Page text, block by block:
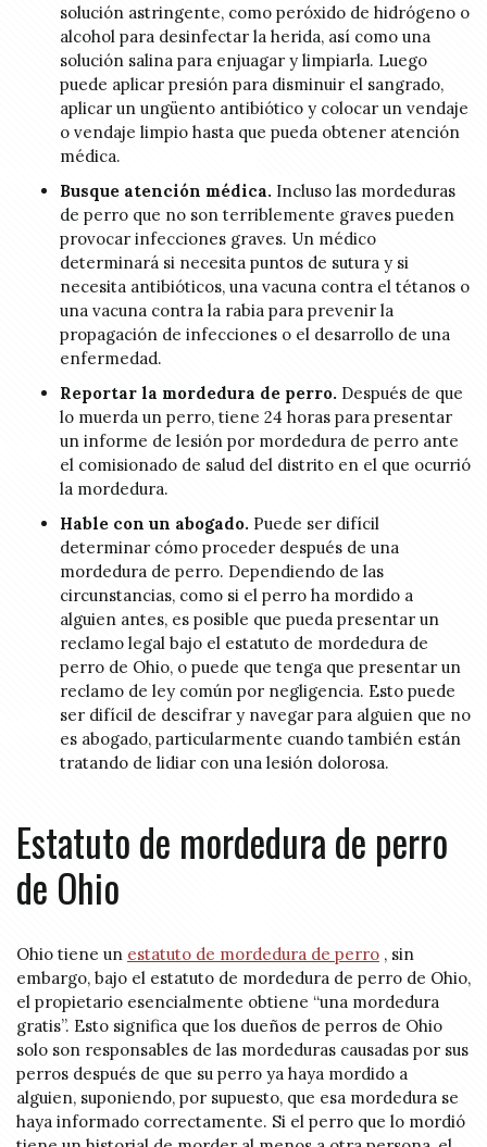
solución astringente, como peróxido de hidrógeno o
alcohol para desinfectar la herida, así como una
solución salina para enjuagar y limpiarla. Luego
puede aplicar presión para disminuir el sangrado,
aplicar un ungüento antibiótico y colocar un vendaje
o vendaje limpio hasta que pueda obtener atención
médica.
Busque atención médica. Incluso las mordeduras
de perro que no son terriblemente graves pueden
provocar infecciones graves. Un médico
determinará si necesita puntos de sutura y si
necesita antibióticos, una vacuna contra el tétanos o
una vacuna contra la rabia para prevenir la
propagación de infecciones o el desarrollo de una
enfermedad.
Reportar la mordedura de perro. Después de que
lo muerda un perro, tiene 24 horas para presentar
un informe de lesión por mordedura de perro ante
el comisionado de salud del distrito en el que ocurrió
la mordedura.
Hable con un abogado. Puede ser difícil
determinar cómo proceder después de una
mordedura de perro. Dependiendo de las
circunstancias, como si el perro ha mordido a
alguien antes, es posible que pueda presentar un
reclamo legal bajo el estatuto de mordedura de
perro de Ohio, o puede que tenga que presentar un
reclamo de ley común por negligencia. Esto puede
ser difícil de descifrar y navegar para alguien que no
es abogado, particularmente cuando también están
tratando de lidiar con una lesión dolorosa.
Estatuto de mordedura de perro
de Ohio
Ohio tiene un estatuto de mordedura de perro , sin
embargo, bajo el estatuto de mordedura de perro de Ohio,
el propietario esencialmente obtiene “una mordedura
gratis”. Esto significa que los dueños de perros de Ohio
solo son responsables de las mordeduras causadas por sus
perros después de que su perro ya haya mordido a
alguien, suponiendo, por supuesto, que esa mordedura se
haya informado correctamente. Si el perro que lo mordió